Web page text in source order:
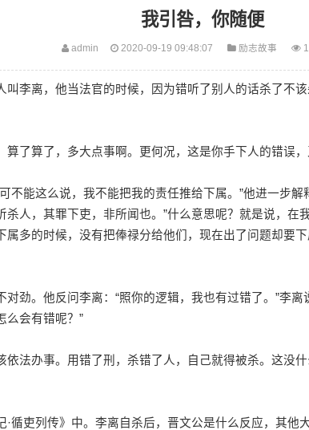
我引咎，你随便
admin 2020-09-19 09:48:07 励志故事
离，他当法官的时候，因为错听了别人的话杀了不该
算了，多大点事啊。更何况，这是你手下人的错误，
能这么说，我不能把我的责任推给下属。”他进一步解
杀人，其罪下吏，非所闻也。”什么意思呢？就是说，在
属多的时候，没有把俸禄分给他们，现在出了问题却要
。他反问李离：“照你的逻辑，我也有过错了。”李离
么会有错呢？”
办事。用错了刑，杀错了人，自己就得被杀。这没什
吏列传》中。李离自杀后，晋文公是什么反应，其他